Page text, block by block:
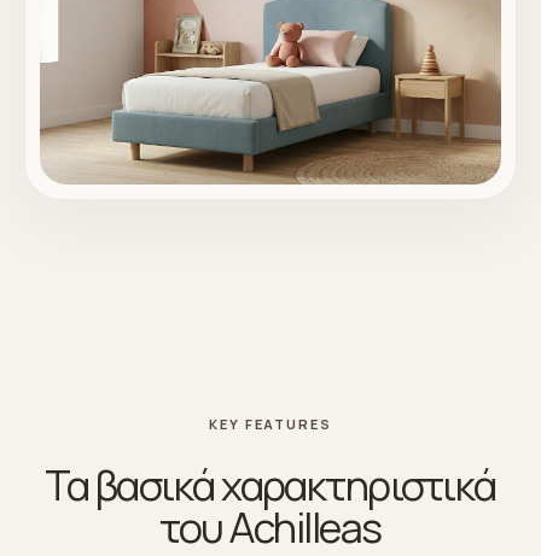
KEY FEATURES
Τα βασικά χαρακτηριστικά
του Achilleas